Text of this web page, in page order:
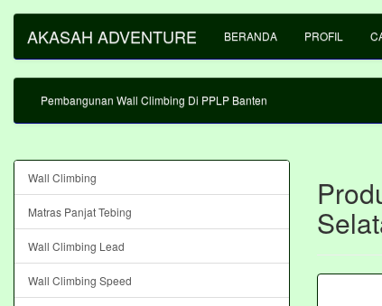
AKASAH ADVENTURE BERANDA PROFIL
Pembangunan Wall Climbing Di PPLP Banten
Wall Climbing
Matras Panjat Tebing
Wall Climbing Lead
Wall Climbing Speed